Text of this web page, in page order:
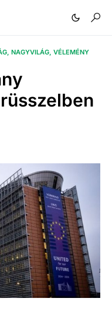
NAGYVILÁG VÉLEMÉNY